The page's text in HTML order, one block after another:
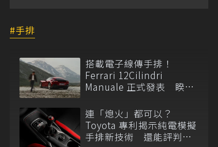
手排
搭載電子線傳手排！
Ferrari 12Cilindri
Manuale 正式發表 睽違
連「熄火」都可以？
Toyota 專利揭示純電模擬
手排新技術 還能評判駕